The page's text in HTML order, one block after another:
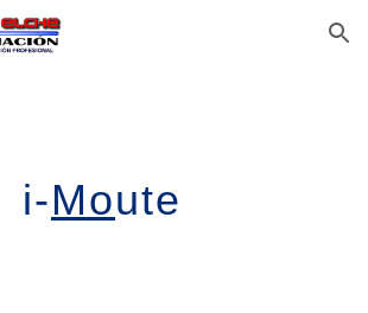
Skip to navigation
i-Moute